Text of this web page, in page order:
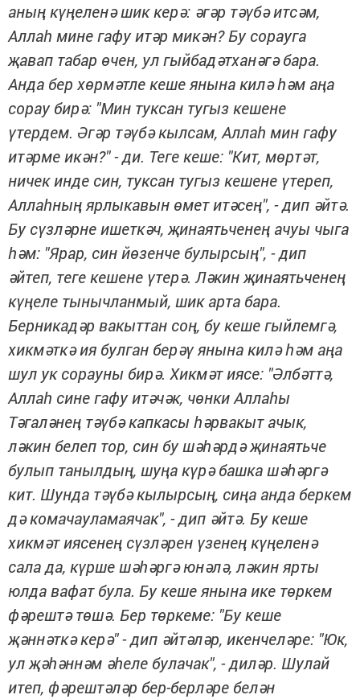
аның күңеленә шик керә: әгәр тәүбә итсәм,
Аллаһ мине гафу итәр микән? Бу сорауга
җавап табар өчен, ул гыйбадәтханәгә бара.
Анда бер хөрмәтле кеше янына килә һәм аңа
сорау бирә: "Мин туксан тугыз кешене
үтердем. Әгәр тәүбә кылсам, Аллаһ мин гафу
итәрме икән?" - ди. Теге кеше: "Кит, мөртәт,
ничек инде син, туксан тугыз кешене үтереп,
Аллаһның ярлыкавын өмет итәсең", - дип әйтә.
Бу сүзләрне ишеткәч, җинаятьченең ачуы чыга
һәм: "Ярар, син йөзенче булырсың", - дип
әйтеп, теге кешене үтерә. Ләкин җинаятьченең
күңеле тынычланмый, шик арта бара.
Берникадәр вакыттан соң, бу кеше гыйлемгә,
хикмәткә ия булган берәү янына килә һәм аңа
шул ук сорауны бирә. Хикмәт иясе: "Әлбәттә,
Аллаһ сине гафу итәчәк, чөнки Аллаһы
Тәгаләнең тәүбә капкасы һәрвакыт ачык,
ләкин белеп тор, син бу шәһәрдә җинаятьче
булып танылдың, шуңа күрә башка шәһәргә
кит. Шунда тәүбә кылырсың, сиңа анда беркем
дә комачауламаячак", - дип әйтә. Бу кеше
хикмәт иясенең сүзләрен үзенең күңеленә
сала да, күрше шәһәргә юнәлә, ләкин ярты
юлда вафат була. Бу кеше янына ике төркем
фәрештә төшә. Бер төркеме: "Бу кеше
җәннәткә керә" - дип әйтәләр, икенчеләре: "Юк,
ул җәһәннәм әһеле булачак", - диләр. Шулай
итеп, фәрештәләр бер-берләре белән